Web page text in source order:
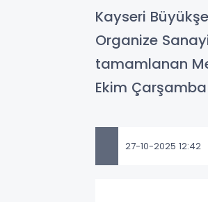
Kayseri
Organize
tamamlanan
Ekim
27-10-2025 12:42